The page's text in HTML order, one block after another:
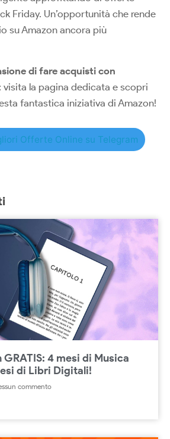
Friday. Un’opportunità che rende
su Amazon ancora più
di fare acquisti con
: visita la pagina dedicata e scopri
fantastica iniziativa di Amazon!
Offerte Online su Telegram
GRATIS: 4 mesi di Musica
di Libri Digitali!
commento